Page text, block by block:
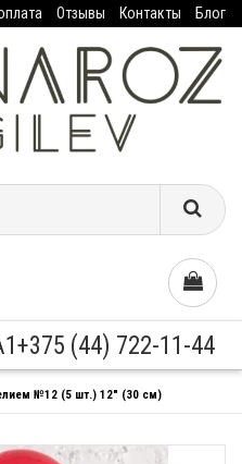
Отзывы Контакты Блог
(44) 722-11-44
№12 (5 шт.) 12" (30 см)